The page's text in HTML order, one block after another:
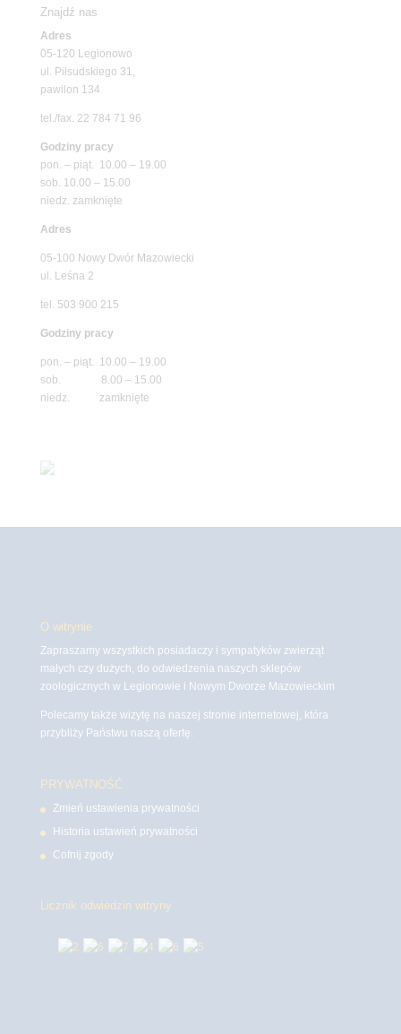
Znajdź nas
Adres
05-120 Legionowo
ul. Piłsudskiego 31,
pawilon 134
tel./fax. 22 784 71 96
Godziny pracy
pon. – piąt. 10.00 – 19.00
sob. 10.00 – 15.00
niedz. zamknięte
Adres
05-100 Nowy Dwór Mazowiecki
ul. Leśna 2
tel. 503 900 215
Godziny pracy
pon. – piąt. 10.00 – 19.00
sob. 8.00 – 15.00
niedz. zamknięte
O witrynie
Zapraszamy wszystkich posiadaczy i sympatyków zwierząt
małych czy dużych, do odwiedzenia naszych sklepów
zoologicznych w Legionowie i Nowym Dworze Mazowieckim
Polecamy także wizytę na naszej stronie internetowej, która
przybliży Państwu naszą ofertę.
PRYWATNOŚĆ
Zmień ustawienia prywatności
Historia ustawień prywatności
Cofnij zgody
Licznik odwiedzin witryny